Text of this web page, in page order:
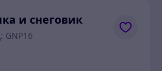
и снеговик
GNP16